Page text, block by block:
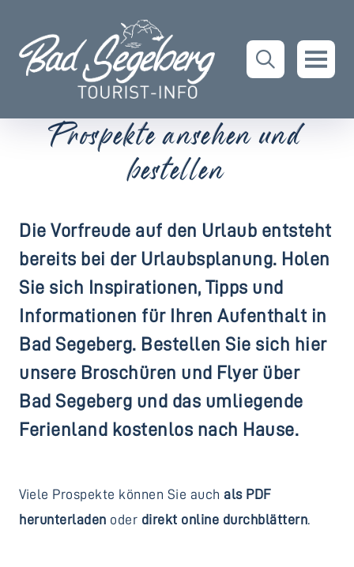
Prospekte ansehen und
bestellen
Die Vorfreude auf den Urlaub entsteht
bereits bei der Urlaubsplanung. Holen
Sie sich Inspirationen, Tipps und
Informationen für Ihren Aufenthalt in
Bad Segeberg. Bestellen Sie sich hier
unsere Broschüren und Flyer über
Bad Segeberg und das umliegende
Ferienland kostenlos nach Hause.
Viele Prospekte können Sie auch als PDF
herunterladen oder direkt online durchblättern.